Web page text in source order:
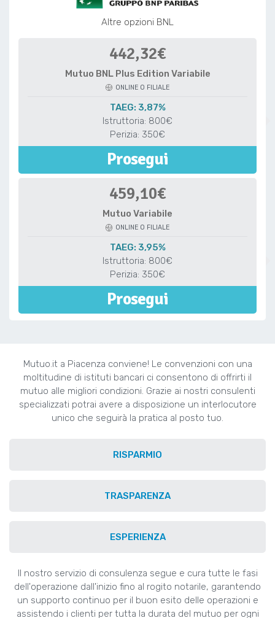
Altre opzioni BNL
442,32€
Mutuo BNL Plus Edition Variabile
ONLINE O FILIALE
TAEG: 3,87%
Istruttoria: 800€
Perizia: 350€
Prosegui
459,10€
Mutuo Variabile
ONLINE O FILIALE
TAEG: 3,95%
Istruttoria: 800€
Perizia: 350€
Prosegui
Mutuo.it a Piacenza conviene! Le convenzioni con una
moltitudine di istituti bancari ci consentono di offrirti il
mutuo alle migliori condizioni. Grazie ai nostri consulenti
specializzati potrai avere a disposizione un interlocutore
unico che seguirà la pratica al posto tuo.
RISPARMIO
TRASPARENZA
ESPERIENZA
Il nostro servizio di consulenza segue e cura tutte le fasi
dell'operazione dall'inizio fino al rogito notarile, garantendo
un supporto continuo per il buon esito delle operazioni e
assistendo i clienti per tutta la durata del mutuo per ogni